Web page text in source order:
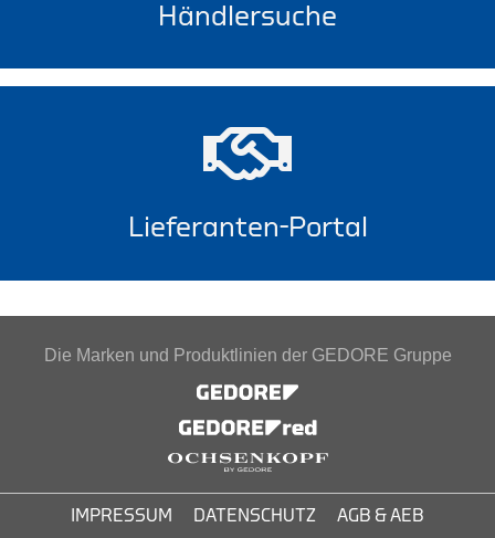
Händlersuche
Lieferanten-Portal
Die Marken und Produktlinien der GEDORE Gruppe
IMPRESSUM DATENSCHUTZ AGB & AEB